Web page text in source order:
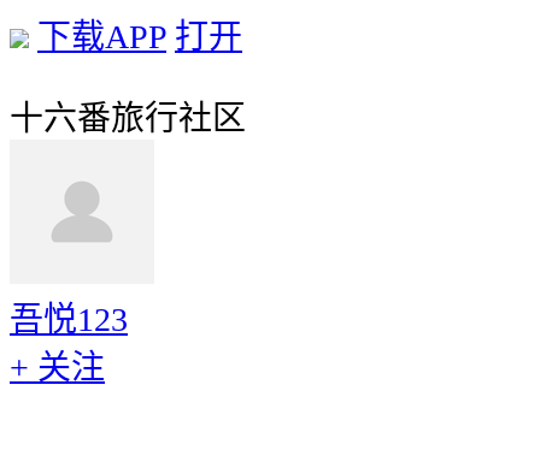
下载APP 打开
十六番旅行社区
吾悦123
+ 关注